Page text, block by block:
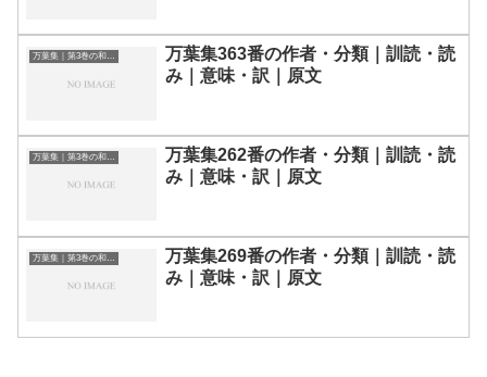
万葉集｜第3巻の和歌一覧
万葉集363番の作者・分類｜訓読・読
み｜意味・訳｜原文
万葉集｜第3巻の和歌一覧
万葉集262番の作者・分類｜訓読・読
み｜意味・訳｜原文
万葉集269番の作者・分類｜訓読・読
み｜意味・訳｜原文